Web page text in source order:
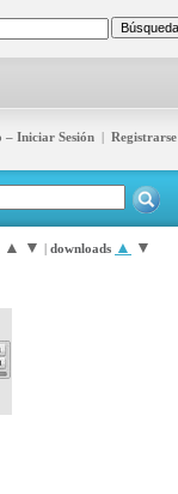
– Iniciar Sesión | Registrarse
▲ ▼ | downloads ▲ ▼